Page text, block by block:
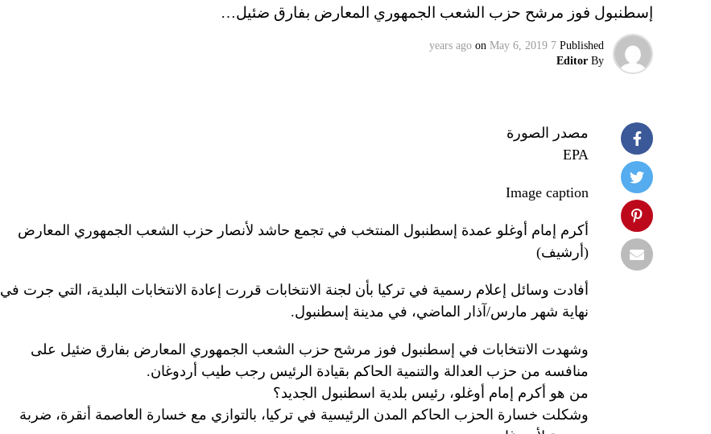
إسطنبول فوز مرشح حزب الشعب الجمهوري المعارض بفارق ضئيل…
Published
7 years ago
on May 6, 2019
By
Editor
مصدر الصورة
EPA
Image caption
أكرم إمام أوغلو عمدة إسطنبول المنتخب في تجمع حاشد لأنصار حزب الشعب الجمهوري المعارض
(أرشيف)
أفادت وسائل إعلام رسمية في تركيا بأن لجنة الانتخابات قررت إعادة الانتخابات البلدية، التي جرت في
نهاية شهر مارس/آذار الماضي، في مدينة إسطنبول.
وشهدت الانتخابات في إسطنبول فوز مرشح حزب الشعب الجمهوري المعارض بفارق ضئيل على
منافسه من حزب العدالة والتنمية الحاكم بقيادة الرئيس رجب طيب أردوغان.
من هو أكرم إمام أوغلو، رئيس بلدية اسطنبول الجديد؟
وشكلت خسارة الحزب الحاكم المدن الرئيسية في تركيا، بالتوازي مع خسارة العاصمة أنقرة، ضربة